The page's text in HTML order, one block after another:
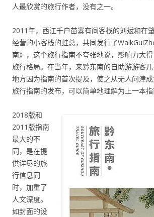
人最欣赏的旅行作者，没有之一。
2011年，西江千户苗寨有间客栈的刘斌和在
经营的小客栈的蛙总，共同发行了
南》，这个旅行指南不夸张地说，影响力大
旅行格局。在当年，来黔东南的自助游游客
地方因为指南的首次提及，使之从无人问津
旅行指南的发布，可以简单地理解为上一本指
2018版和
2011版指南
最大的不
同，是在提
供详尽的旅
行信息同
时，加重了
人文深度。
如封面的设